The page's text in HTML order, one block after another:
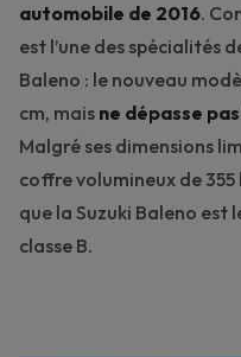
automobile de 2016.
est l’une des spécialités
Baleno : le nouveau
cm, mais ne dépasse pas
Malgré ses dimensions
coffre volumineux de 355
que la Suzuki Baleno est
classe B.